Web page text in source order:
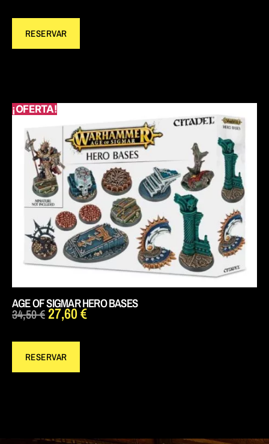
RESERVAR
¡OFERTA!
AGE OF SIGMAR HERO BASES
34,50€27,60€
RESERVAR